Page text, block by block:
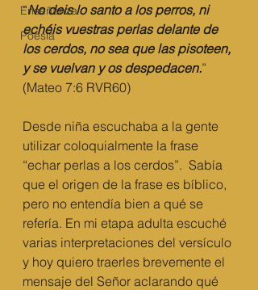
Enseñanza
Poesía
“No deis lo santo a los perros, ni
echéis vuestras perlas delante de
los cerdos, no sea que las pisoteen,
y se vuelvan y os despedacen.”
(Mateo 7:6 RVR60)
Desde niña escuchaba a la gente
utilizar coloquialmente la frase
“echar perlas a los cerdos”.  Sabía
que el origen de la frase es bíblico,
pero no entendía bien a qué se
refería. En mi etapa adulta escuché
varias interpretaciones del versículo
y hoy quiero traerles brevemente el
mensaje del Señor aclarando qué